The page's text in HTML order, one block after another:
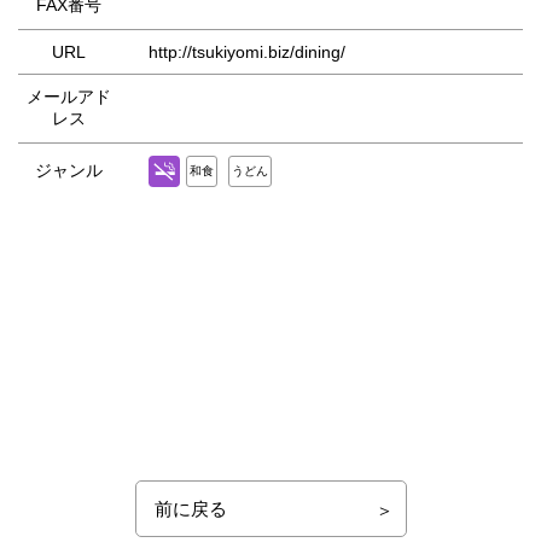
FAX番号
URL http://tsukiyomi.biz/dining/
メールアド
レス
ジャンル 和食 うどん
前に戻る